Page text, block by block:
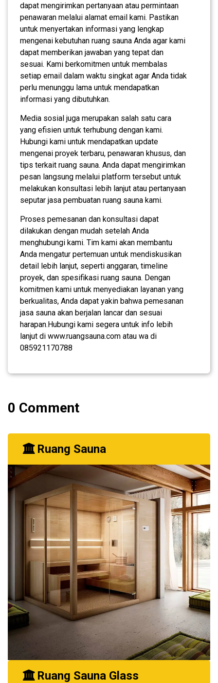
dapat mengirimkan pertanyaan atau permintaan
penawaran melalui alamat email kami. Pastikan
untuk menyertakan informasi yang lengkap
mengenai kebutuhan ruang sauna Anda agar kami
dapat memberikan jawaban yang tepat dan
sesuai. Kami berkomitmen untuk membalas
setiap email dalam waktu singkat agar Anda tidak
perlu menunggu lama untuk mendapatkan
informasi yang dibutuhkan.
Media sosial juga merupakan salah satu cara
yang efisien untuk terhubung dengan kami.
Hubungi kami untuk mendapatkan update
mengenai proyek terbaru, penawaran khusus, dan
tips terkait ruang sauna. Anda dapat mengirimkan
pesan langsung melalui platform tersebut untuk
melakukan konsultasi lebih lanjut atau pertanyaan
seputar jasa pembuatan ruang sauna kami.
Proses pemesanan dan konsultasi dapat
dilakukan dengan mudah setelah Anda
menghubungi kami. Tim kami akan membantu
Anda mengatur pertemuan untuk mendiskusikan
detail lebih lanjut, seperti anggaran, timeline
proyek, dan spesifikasi ruang sauna. Dengan
komitmen kami untuk menyediakan layanan yang
berkualitas, Anda dapat yakin bahwa pemesanan
jasa sauna akan berjalan lancar dan sesuai
harapan.Hubungi kami segera untuk info lebih
lanjut di www.ruangsauna.com atau wa di
085921170788
0 Comment
Ruang Sauna
Ruang Sauna Glass